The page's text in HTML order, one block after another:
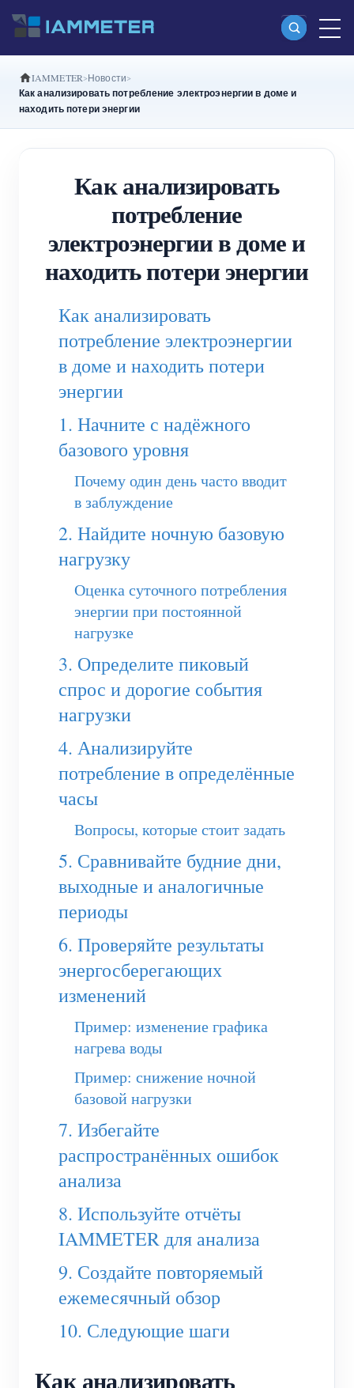
Продукты
(WEM3080)
Split-phase Wi-Fi-счетчик энергии (WEM2067)
Трехфазный Wi-Fi-счетчик энергии
(WEM3080T)
Трехфазный Wi-Fi-счетчик энергии
Трехфазный Wi-Fi-счетчик энергии
(WEM3050T)
WiFi-контроллер мощности
IAMMETER Cloud Pro
Сервис самостоятельного размещения
Зарядное устройство EV
Симулятор IAMMETER
Виртуальный счетчик
Система прогнозирования и моделирования
энергии
Приложения
Монитор энергии солнечной PV-системы
Монитор потребления электроэнергии
Система управления PV-нагревателем
Домашняя автоматизация
Мониторинг энергии на предприятии
Магазин
Ресурсы
Документация
Новости
Блог
Программа участников
Центр участников
Мероприятия IAMMETER
Форум
App Store
Обзор сайта
PV-рейтинг
Решения
Контакты
О нас
IAMMETER Новости
Как анализировать потребление электроэнергии в доме и
находить потери энергии
Как анализировать
потребление
электроэнергии в доме и
находить потери энергии
Как анализировать
потребление электроэнергии
в доме и находить потери
энергии
1. Начните с надёжного
базового уровня
Почему один день часто вводит
в заблуждение
2. Найдите ночную базовую
нагрузку
Оценка суточного потребления
энергии при постоянной
нагрузке
3. Определите пиковый
спрос и дорогие события
нагрузки
4. Анализируйте
потребление в определённые
часы
Вопросы, которые стоит задать
5. Сравнивайте будние дни,
выходные и аналогичные
периоды
6. Проверяйте результаты
энергосберегающих
изменений
Пример: изменение графика
нагрева воды
Пример: снижение ночной
базовой нагрузки
7. Избегайте
распространённых ошибок
анализа
8. Используйте отчёты
IAMMETER для анализа
9. Создайте повторяемый
ежемесячный обзор
10. Следующие шаги
Как анализировать